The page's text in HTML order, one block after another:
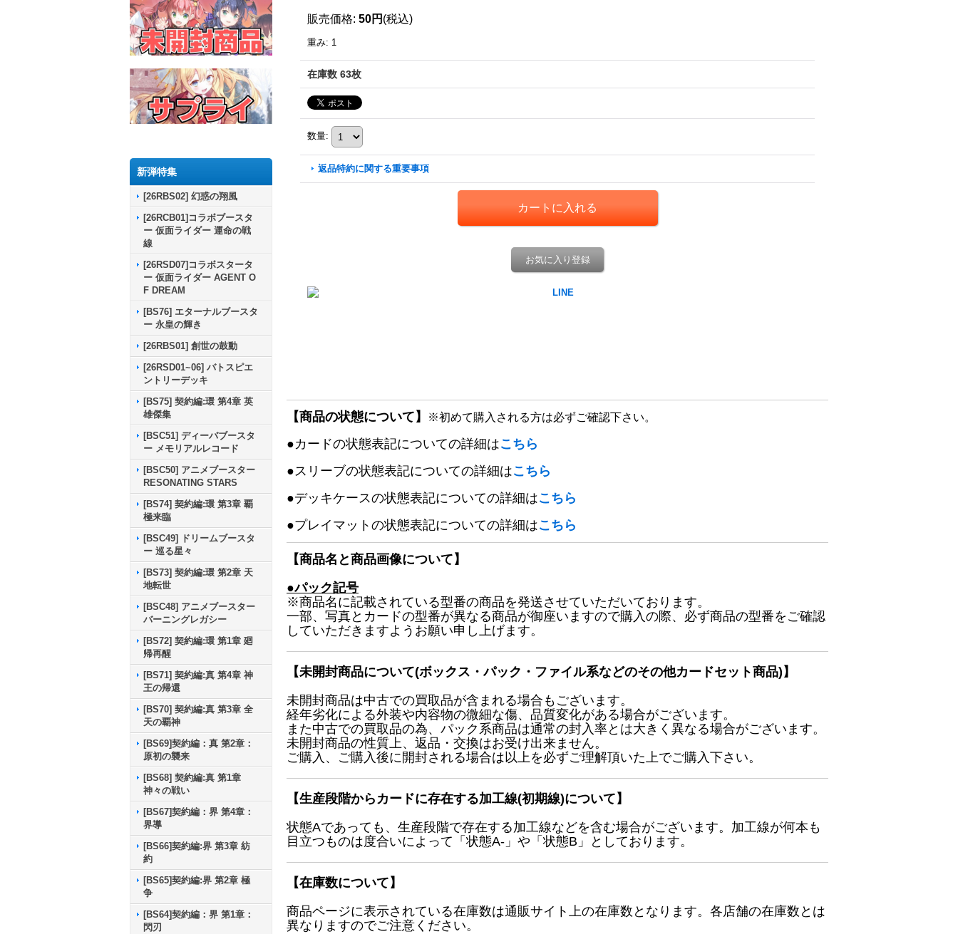
新弾特集
[26RBS02] 幻惑の翔風
[26RCB01]コラボブースタ
ー 仮面ライダー 運命の戦
線
[26RSD07]コラボスタータ
ー 仮面ライダー AGENT O
F DREAM
[BS76] エターナルブースタ
ー 永皇の輝き
[26RBS01] 創世の鼓動
[26RSD01~06] バトスピエ
ントリーデッキ
[BS75] 契約編:環 第4章 英
雄傑集
[BSC51] ディーバブースタ
ー メモリアルレコード
[BSC50] アニメブースター
RESONATING STARS
[BS74] 契約編:環 第3章 覇
極来臨
[BSC49] ドリームブースタ
ー 巡る星々
[BS73] 契約編:環 第2章 天
地転世
[BSC48] アニメブースター
バーニングレガシー
[BS72] 契約編:環 第1章 廻
帰再醒
[BS71] 契約編:真 第4章 神
王の帰還
[BS70] 契約編:真 第3章 全
天の覇神
[BS69]契約編：真 第2章：
原初の襲来
[BS68] 契約編:真 第1章
神々の戦い
[BS67]契約編：界 第4章：
界導
[BS66]契約編:界 第3章 紡
約
[BS65]契約編:界 第2章 極
争
[BS64]契約編：界 第1章：
閃刃
販売価格: 50円 (税込)
重み: 1
在庫数 63枚
数量:
返品特約に関する重要事項
お気に入り登録
【商品の状態について】 ※初めて購入される方は必ずご確認下さい。
●カードの状態表記についての詳細はこちら
●スリーブの状態表記についての詳細はこちら
●デッキケースの状態表記についての詳細はこちら
●プレイマットの状態表記についての詳細はこちら
【商品名と商品画像について】
●パック記号
※商品名に記載されている型番の商品を発送させていただいております。
一部、写真とカードの型番が異なる商品が御座いますので購入の際、必ず商品の型番をご確認
していただきますようお願い申し上げます。
【未開封商品について(ボックス・パック・ファイル系などのその他カードセット商品)】
未開封商品は中古での買取品が含まれる場合もございます。
経年劣化による外装や内容物の微細な傷、品質変化がある場合がございます。
また中古での買取品の為、パック系商品は通常の封入率とは大きく異なる場合がございます。
未開封商品の性質上、返品・交換はお受け出来ません。
ご購入、ご購入後に開封される場合は以上を必ずご理解頂いた上でご購入下さい。
【生産段階からカードに存在する加工線(初期線)について】
状態Aであっても、生産段階で存在する加工線などを含む場合がございます。加工線が何本も
目立つものは度合いによって「状態A-」や「状態B」としております。
【在庫数について】
商品ページに表示されている在庫数は通販サイト上の在庫数となります。各店舗の在庫数とは
異なりますのでご注意ください。